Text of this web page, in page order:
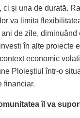
ci și una de durată.
va limita
de zile, diminuând
în alte proiecte
economic
Ploieștiul într-o
financiar.
îl va